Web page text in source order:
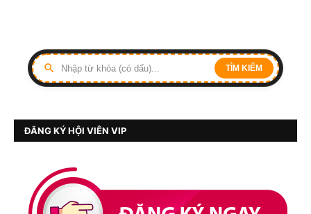
TÌM KIẾM
ĐĂNG KÝ HỘI VIÊN VIP